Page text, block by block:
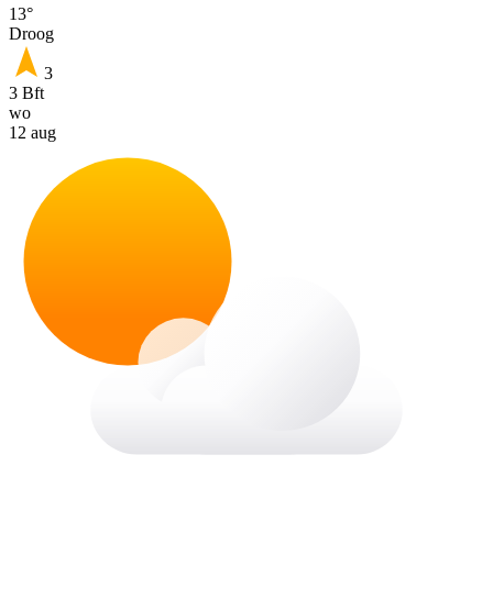
13°
Droog
3
3 Bft
wo
12 aug